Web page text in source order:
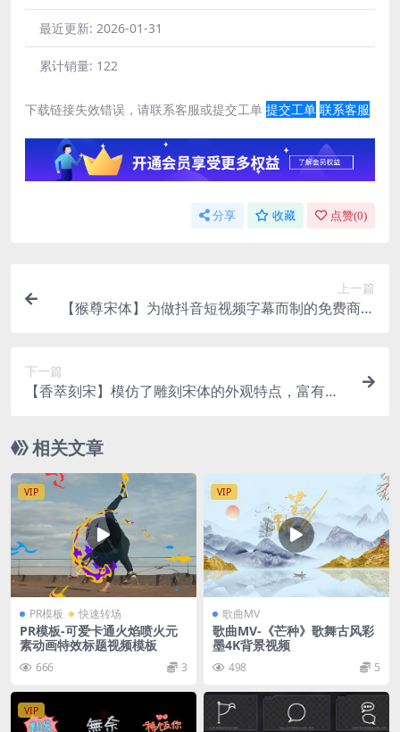
最近更新: 2026-01-31
累计销量: 122
下载链接失效错误，请联系客服或提交工单 提交工单 联系客服
分享 收藏 点赞(0)
上一篇
【猴尊宋体】为做抖音短视频字幕而制的免费商用
下一篇
【香萃刻宋】模仿了雕刻宋体的外观特点，富有文
相关文章
VIP
PR模板 快速转场
PR模板-可爱卡通火焰喷火元
素动画特效标题视频模板
666 3
VIP
歌曲MV
歌曲MV-《芒种》歌舞古风彩
墨4K背景视频
498 5
VIP